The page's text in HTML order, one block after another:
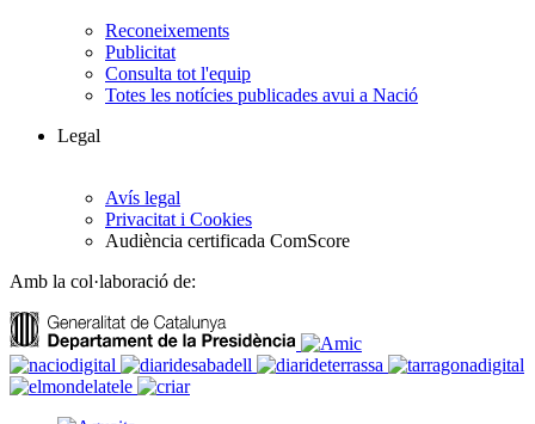
Reconeixements
Publicitat
Consulta tot l'equip
Totes les notícies publicades avui a Nació
Legal
Avís legal
Privacitat i Cookies
Audiència certificada ComScore
Amb la col·laboració de: